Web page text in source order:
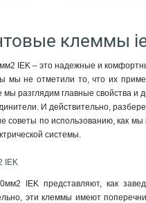
клеммы
IEK – это надежные и
не отметили то, что их
мы разглядим главные свойства
И действительно,
советы по использованию, как
системы.
IEK
IEK представляют, как
эти клеммы имеют